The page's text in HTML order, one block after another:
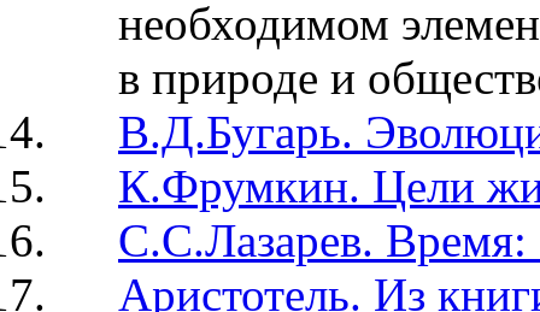
необходимом
в природе и
В.Д.Бугарь.
К.Фрумкин. Цели
С.С.Лазарев. Время:
Аристотель. Из